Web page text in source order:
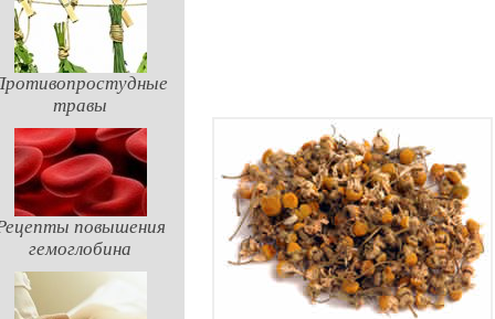
травы
повышения
гемоглобина